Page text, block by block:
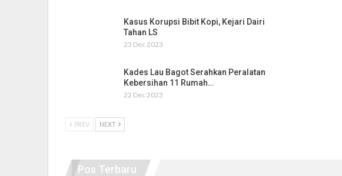
Kasus Korupsi Bibit Kopi, Kejari Dairi
Tahan LS
23 Dec 2023
Kades Lau Bagot Serahkan Peralatan
Kebersihan 11 Rumah…
22 Dec 2023
PREV NEXT
Pos Terbaru